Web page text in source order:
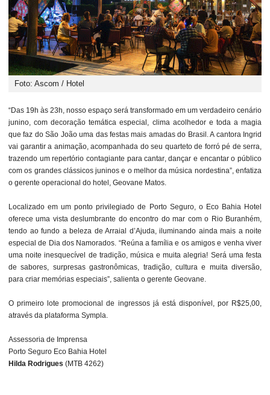
Foto: Ascom / Hotel
“Das 19h às 23h, nosso espaço será transformado em um verdadeiro cenário
junino, com decoração temática especial, clima acolhedor e toda a magia
que faz do São João uma das festas mais amadas do Brasil. A cantora Ingrid
vai garantir a animação, acompanhada do seu quarteto de forró pé de serra,
trazendo um repertório contagiante para cantar, dançar e encantar o público
com os grandes clássicos juninos e o melhor da música nordestina”, enfatiza
o gerente operacional do hotel, Geovane Matos.
Localizado em um ponto privilegiado de Porto Seguro, o Eco Bahia Hotel
oferece uma vista deslumbrante do encontro do mar com o Rio Buranhém,
tendo ao fundo a beleza de Arraial d’Ajuda, iluminando ainda mais a noite
especial de Dia dos Namorados. “Reúna a família e os amigos e venha viver
uma noite inesquecível de tradição, música e muita alegria! Será uma festa
de sabores, surpresas gastronômicas, tradição, cultura e muita diversão,
para criar memórias especiais”, salienta o gerente Geovane.
O primeiro lote promocional de ingressos já está disponível, por R$25,00,
através da plataforma Sympla.
Assessoria de Imprensa
Porto Seguro Eco Bahia Hotel
Hilda Rodrigues (MTB 4262)